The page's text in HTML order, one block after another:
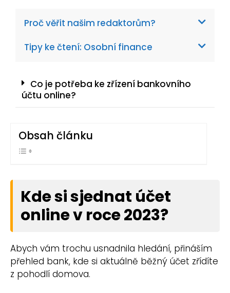
Proč věřit našim redaktorům?
Tipy ke čtení: Osobní finance
Co je potřeba ke zřízení bankovního
účtu online?
Obsah článku
Kde si sjednat účet
online v roce 2023?
Abych vám trochu usnadnila hledání, přináším
přehled bank, kde si aktuálně běžný účet zřídíte
z pohodlí domova.